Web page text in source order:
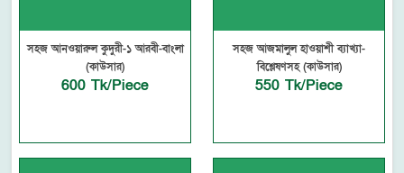
সহজ আনওয়ারুল কুদুরী-১ আরবী-বাংলা
(কাউসার)
600 Tk/Piece
সহজ আজমালুল হাওয়াশী ব্যাখ্যা-
বিশ্লেষণসহ (কাউসার)
550 Tk/Piece